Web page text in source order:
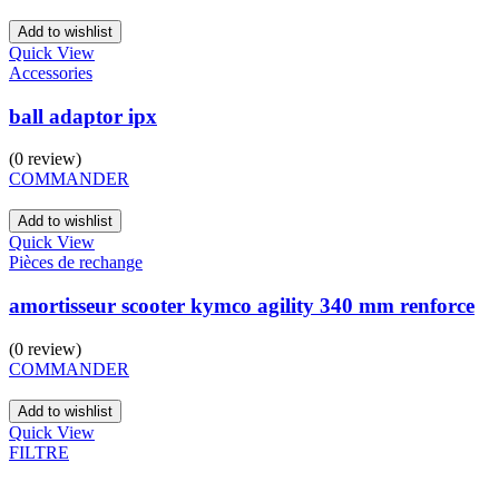
Add to wishlist
Quick View
Accessories
ball adaptor ipx
(0 review)
COMMANDER
Add to wishlist
Quick View
Pièces de rechange
amortisseur scooter kymco agility 340 mm renforce
(0 review)
COMMANDER
Add to wishlist
Quick View
FILTRE